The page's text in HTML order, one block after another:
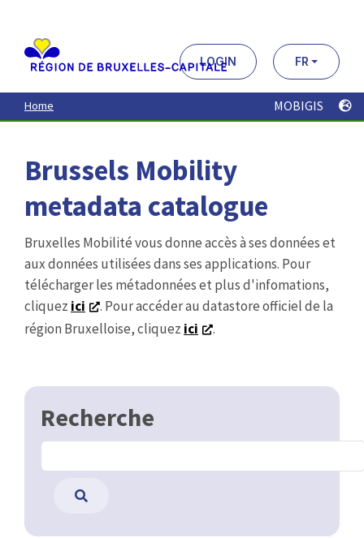
contenu
principal
LOGIN FR
Home MOBIGIS
Brussels Mobility
metadata catalogue
Bruxelles Mobilité vous donne accès à ses données et
aux données utilisées dans ses applications. Pour
télécharger les métadonnées et plus d'infomations,
cliquez ici
. Pour accéder au datastore officiel de la
région Bruxelloise, cliquez ici .
Recherche